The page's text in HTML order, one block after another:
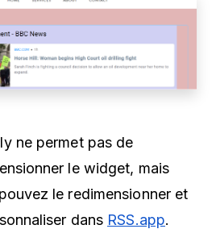
ne permet pas de
le widget, mais
le redimensionner et
dans RSS.app.